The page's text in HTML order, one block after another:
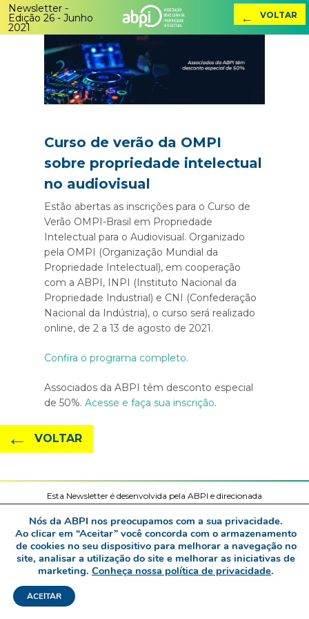
Newsletter -
Edição 26 - Junho
2021
← VOLTAR
Curso de verão da OMPI
sobre propriedade intelectual
no audiovisual
Estão abertas as inscrições para o Curso de
Verão OMPI-Brasil em Propriedade
Intelectual para o Audiovisual. Organizado
pela OMPI (Organização Mundial da
Propriedade Intelectual), em cooperação
com a ABPI, INPI (Instituto Nacional da
Propriedade Industrial) e CNI (Confederação
Nacional da Indústria), o curso será realizado
online, de 2 a 13 de agosto de 2021.
Confira o programa completo.
Associados da ABPI têm desconto especial
de 50%. Acesse e faça sua inscrição.
← VOLTAR
Esta Newsletter é desenvolvida pela ABPI e direcionada
www.abpi.org.br | abpi@abpi.org.br
Nós da ABPI nos preocupamos com a sua privacidade.
Ao clicar em “Aceitar” você concorda com o armazenamento
de cookies no seu dispositivo para melhorar a navegação no
site, analisar a utilização do site e melhorar as iniciativas de
marketing. Conheça nossa política de privacidade.
ACEITAR